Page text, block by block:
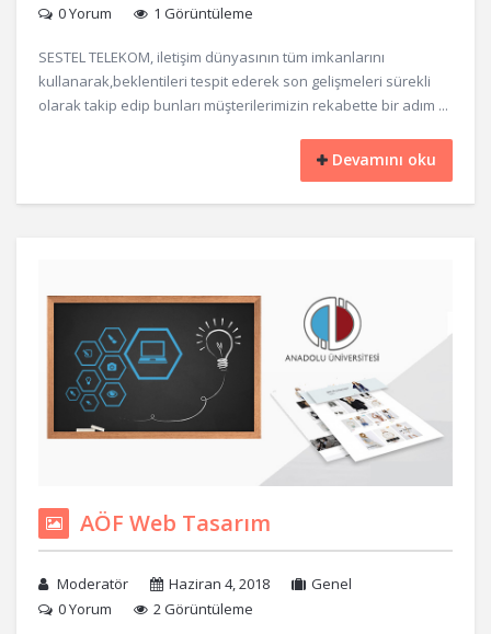
0 Yorum
1 Görüntüleme
SESTEL TELEKOM, iletişim dünyasının tüm imkanlarını
kullanarak,beklentileri tespit ederek son gelişmeleri sürekli
olarak takip edip bunları müşterilerimizin rekabette bir adım ...
Devamını oku
AÖF Web Tasarım
Moderatör Haziran 4, 2018
Genel
0 Yorum
2 Görüntüleme